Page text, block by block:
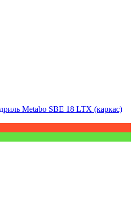
Metabo SBE 18 LTX (каркас)